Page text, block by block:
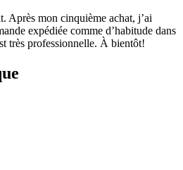
Après mon cinquième achat, j’ai
expédiée comme d’habitude dans
très professionnelle. À bientôt!